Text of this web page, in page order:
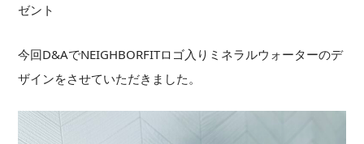
ゼント
今回D&AでNEIGHBORFITロゴ入りミネラルウォーターのデ
ザインをさせていただきました。